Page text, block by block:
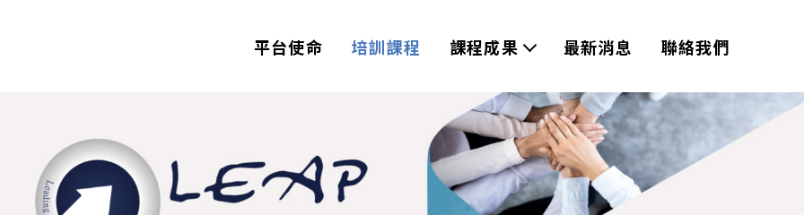
平台使命 培訓課程 課程成果 最新消息 聯絡我們